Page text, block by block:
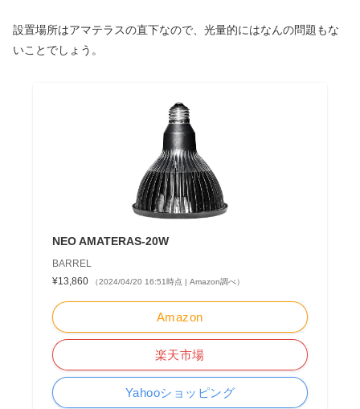
設置場所はアマテラスの直下なので、光量的にはなんの問題もな
いことでしょう。
NEO AMATERAS-20W
BARREL
¥13,860
（2024/04/20 16:51時点 | Amazon調べ）
Amazon
楽天市場
Yahooショッピング